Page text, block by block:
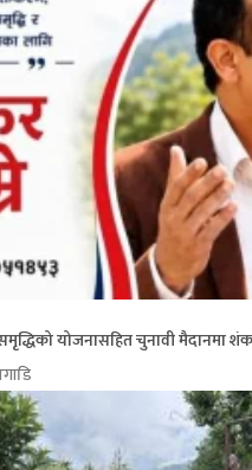
योजनासहित चुनावी मैदानमा